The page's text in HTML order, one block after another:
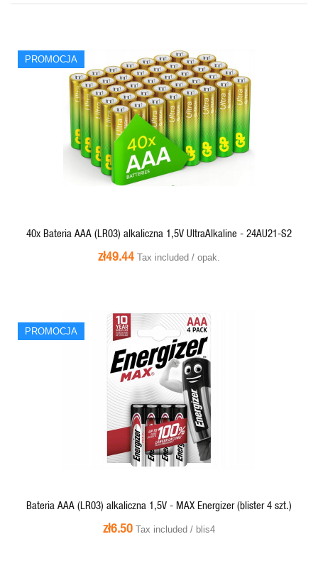
PROMOCJA
QUICK VIEW
40x Bateria AAA (LR03) alkaliczna 1,5V UltraAlkaline - 24AU21-S2
zł49.44 Tax included / opak.
PROMOCJA
PROMOCJA
QUICK VIEW
Bateria AAA (LR03) alkaliczna 1,5V - MAX Energizer (blister 4 szt.)
zł6.50 Tax included / blis4